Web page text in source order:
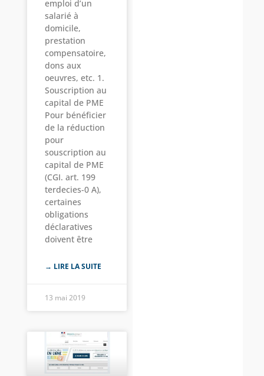
emploi d’un
salarié à
domicile,
prestation
compensatoire,
dons aux
oeuvres, etc. 1.
Souscription au
capital de PME
Pour bénéficier
de la réduction
pour
souscription au
capital de PME
(CGI. art. 199
terdecies-0 A),
certaines
obligations
déclaratives
doivent être
→ LIRE LA SUITE
13 mai 2019